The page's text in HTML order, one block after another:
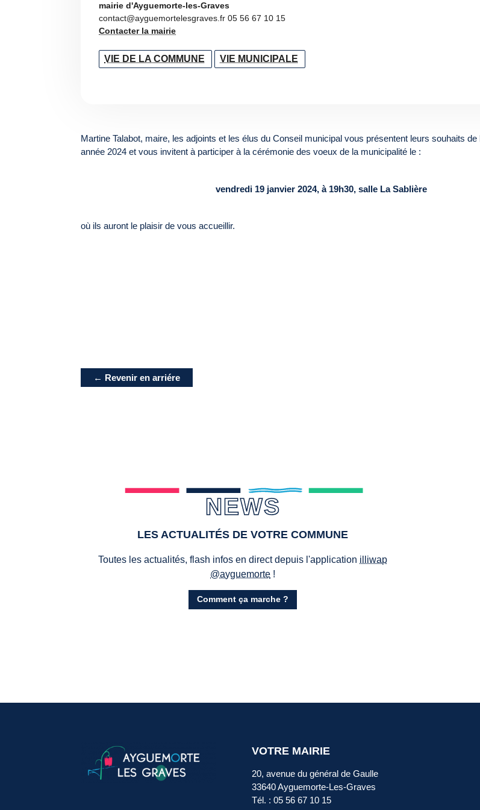
mairie d'Ayguemorte-les-Graves
contact@ayguemortelesgraves.fr 05 56 67 10 15
Contacter la mairie
VIE DE LA COMMUNE VIE MUNICIPALE
Martine Talabot, maire, les adjoints et les élus du Conseil municipal vous présentent leurs souhaits de
année 2024 et vous invitent à participer à la cérémonie des voeux de la municipalité le :
vendredi 19 janvier 2024, à 19h30, salle La Sablière
où ils auront le plaisir de vous accueillir.
← Revenir en arriére
NEWS
LES ACTUALITÉS DE VOTRE COMMUNE
Toutes les actualités, flash infos en direct depuis l'application illiwap
@ayguemorte !
Comment ça marche ?
VOTRE MAIRIE
20, avenue du général de Gaulle
33640 Ayguemorte-Les-Graves
Tél. : 05 56 67 10 15